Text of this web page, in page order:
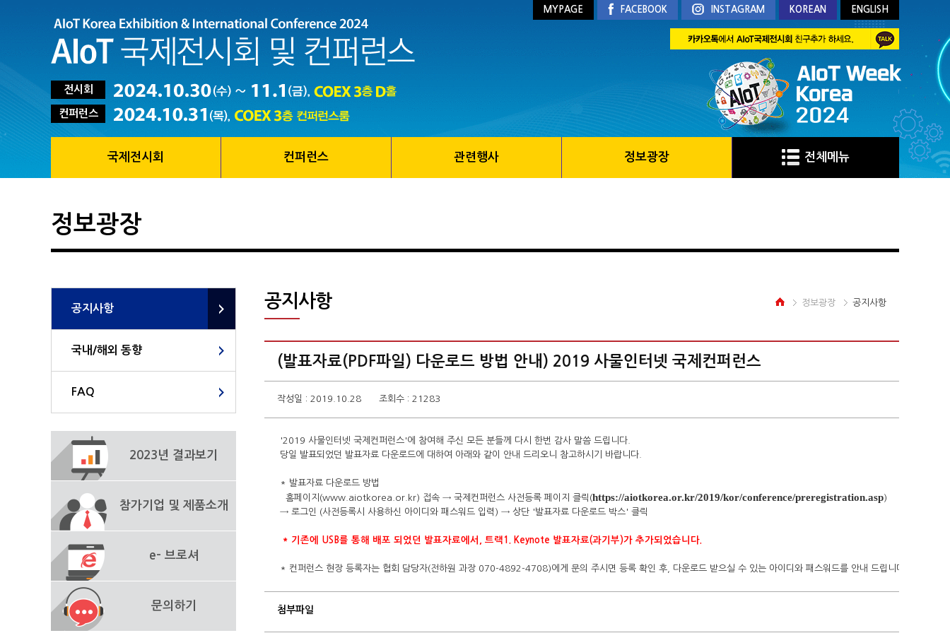
MYPAGE FACEBOOK INSTAGRAM KOREAN ENGLISH
전시회
컨퍼런스
국제전시회 컨퍼런스 관련행사 정보광장 전체메뉴
정보광장
공지사항
국내/해외 동향
FAQ
2023년 결과보기
참가기업 및 제품소개
e- 브로셔
문의하기
공지사항 정보광장 공지사항
(발표자료(PDF파일) 다운로드 방법 안내) 2019 사물인터넷 국제컨퍼런스
작성일 : 2019.10.28 조회수 : 21283
'2019 사물인터넷 국제컨퍼런스'에 참여해 주신 모든 분들께 다시 한번 감사 말씀 드립니다.
당일 발표되었던 발표자료 다운로드에 대하여 아래와 같이 안내 드리오니 참고하시기 바랍니다.
* 발표자료 다운로드 방법
홈페이지(www.aiotkorea.or.kr) 접속 → 국제컨퍼런스 사전등록 페이지 클릭(https://aiotkorea.or.kr/2019/kor/conference/preregistration.asp)
→ 로그인 (사전등록시 사용하신 아이디와 패스워드 입력) → 상단 '발표자료 다운로드 박스' 클릭
* 기존에 USB를 통해 배포 되었던 발표자료에서, 트랙1. Keynote 발표자료(과기부)가 추가되었습니다.
* 컨퍼런스 현장 등록자는 협회 담당자(전하원 과장 070-4892-4708)에게 문의 주시면 등록 확인 후, 다운로드 받으실 수 있는 아이디와 패스워드를 안내 드립니다.
첨부파일